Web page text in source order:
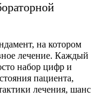
на котором
лечение. Каждый
набор цифр и
пациента,
лечения, шанс